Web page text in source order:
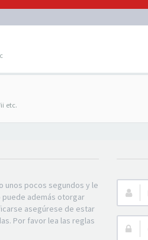
etc.
unos pocos segundos y le
puede además otorgar
asegúrese de estar
Por favor lea las reglas
Nombre
de
Usuario: